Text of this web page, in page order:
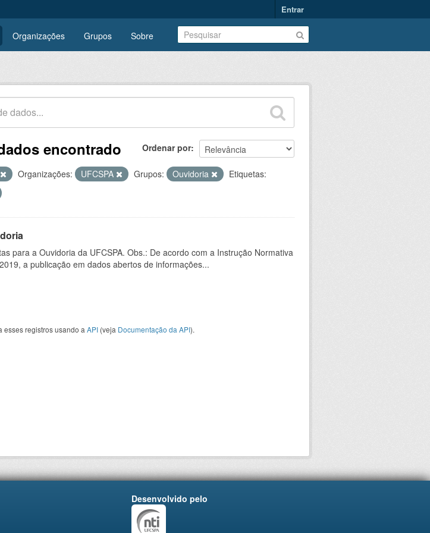
Entrar
Organizações Grupos Sobre
Ordenar por
encontrado
Organizações: UFCSPA Grupos: Ouvidoria
Etiquetas:
para a Ouvidoria da UFCSPA. Obs.: De acordo com a Instrução Normativa
a publicação em dados abertos de informações...
esses registros usando a API (veja Documentação da API).
Desenvolvido pelo